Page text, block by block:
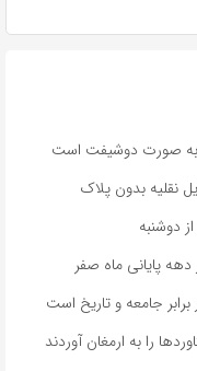
نقلیه بدون پلاک
دوشنبه
دهه پایانی ماه صفر
جامعه و تاریخ است
را به ارمغان آوردند